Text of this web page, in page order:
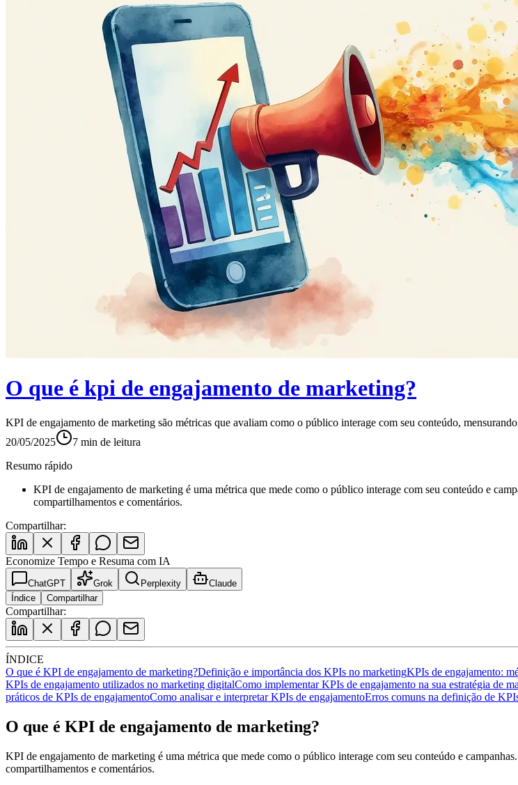
O que é kpi de engajamento de marketing?
KPI de engajamento de marketing são métricas que avaliam como o público interage com seu conteúdo,
20/05/2025
7 min de leitura
Resumo rápido
KPI de engajamento de marketing é uma métrica que mede como o público interage com seu conteúdo e
compartilhamentos e comentários.
Compartilhar:
Economize Tempo e Resuma com IA
ChatGPT Grok Perplexity
Claude
Índice
Compartilhar
Compartilhar:
ÍNDICE
O que é KPI de engajamento de marketing?Definição e importância dos KPIs no marketingKPIs de engajamento:
KPIs de engajamento utilizados no marketing digitalComo implementar KPIs de engajamento na sua estratégia de
práticos de KPIs de engajamentoComo analisar e interpretar KPIs de engajamentoErros comuns na definição de
O que é KPI de engajamento de marketing?
KPI de engajamento de marketing é uma métrica que mede como o público interage com seu conteúdo e
compartilhamentos e comentários.